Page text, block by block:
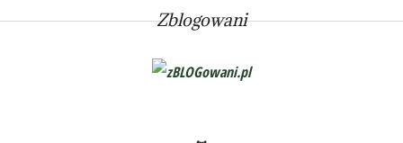
Zblogowani